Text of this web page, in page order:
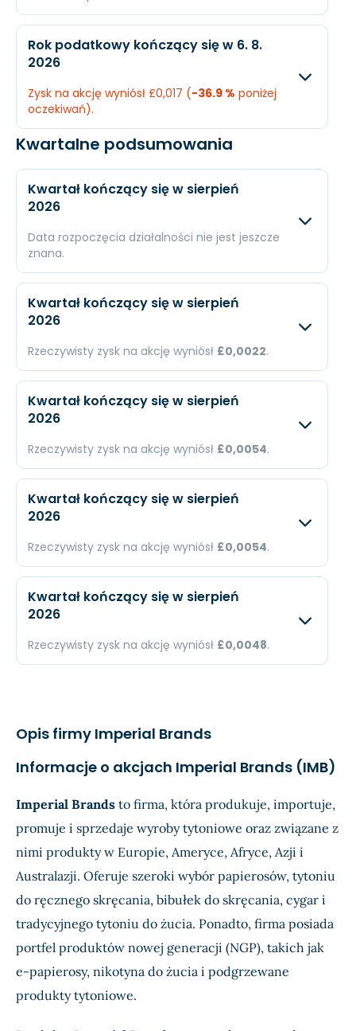
EPS £0,029 £0,03
Przychody
Dochód £19,27 mln.
EPS £0,023
Rok podatkowy kończący się w 6. 8.
2026
Zysk na akcję wyniósł £0,017 (-36.9 % poniżej
oczekiwań).
Oczekiwany
Przychody £88,25 mln.
EPS
Kwartalne podsumowania
Kwartał kończący się w sierpień
2026
Data rozpoczęcia działalności nie jest jeszcze
znana.
Przychody
Dochód N/A
EPS N/A
Kwartał kończący się w sierpień
2026
Rzeczywisty zysk na akcję wyniósł £0,0022.
Przychody
Dochód N/A
EPS N/A
Kwartał kończący się w sierpień
2026
Rzeczywisty zysk na akcję wyniósł £0,0054.
Przychody
Dochód N/A
EPS N/A
Kwartał kończący się w sierpień
2026
Rzeczywisty zysk na akcję wyniósł £0,0054.
Przychody
Dochód N/A
Kwartał kończący się w sierpień
2026
Rzeczywisty zysk na akcję wyniósł £0,0048.
Opis firmy Imperial Brands
Informacje o akcjach Imperial Brands (IMB)
Imperial Brands to firma, która produkuje, importuje,
promuje i sprzedaje wyroby tytoniowe oraz związane z
nimi produkty w Europie, Ameryce, Afryce, Azji i
Australazji. Oferuje szeroki wybór papierosów, tytoniu
do ręcznego skręcania, bibułek do skręcania, cygar i
tradycyjnego tytoniu do żucia. Ponadto, firma posiada
portfel produktów nowej generacji (NGP), takich jak
e-papierosy, nikotyna do żucia i podgrzewane
produkty tytoniowe.